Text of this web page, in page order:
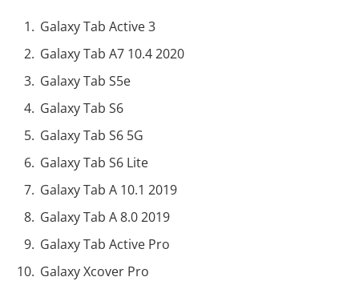
Galaxy Tab Active 3
Galaxy Tab A7 10.4 2020
Galaxy Tab S5e
Galaxy Tab S6
Galaxy Tab S6 5G
Galaxy Tab S6 Lite
Galaxy Tab A 10.1 2019
Galaxy Tab A 8.0 2019
Galaxy Tab Active Pro
Galaxy Xcover Pro